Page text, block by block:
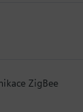
ZigBee